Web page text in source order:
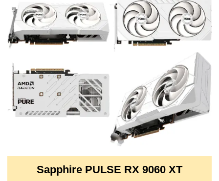
Sapphire PULSE RX 9060 XT